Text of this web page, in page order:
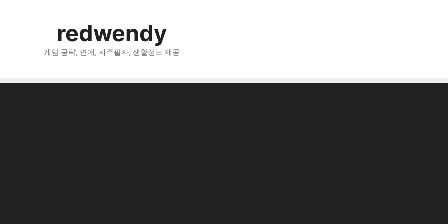
redwendy
게임 공략, 연애, 사주팔자, 생활정보 제공